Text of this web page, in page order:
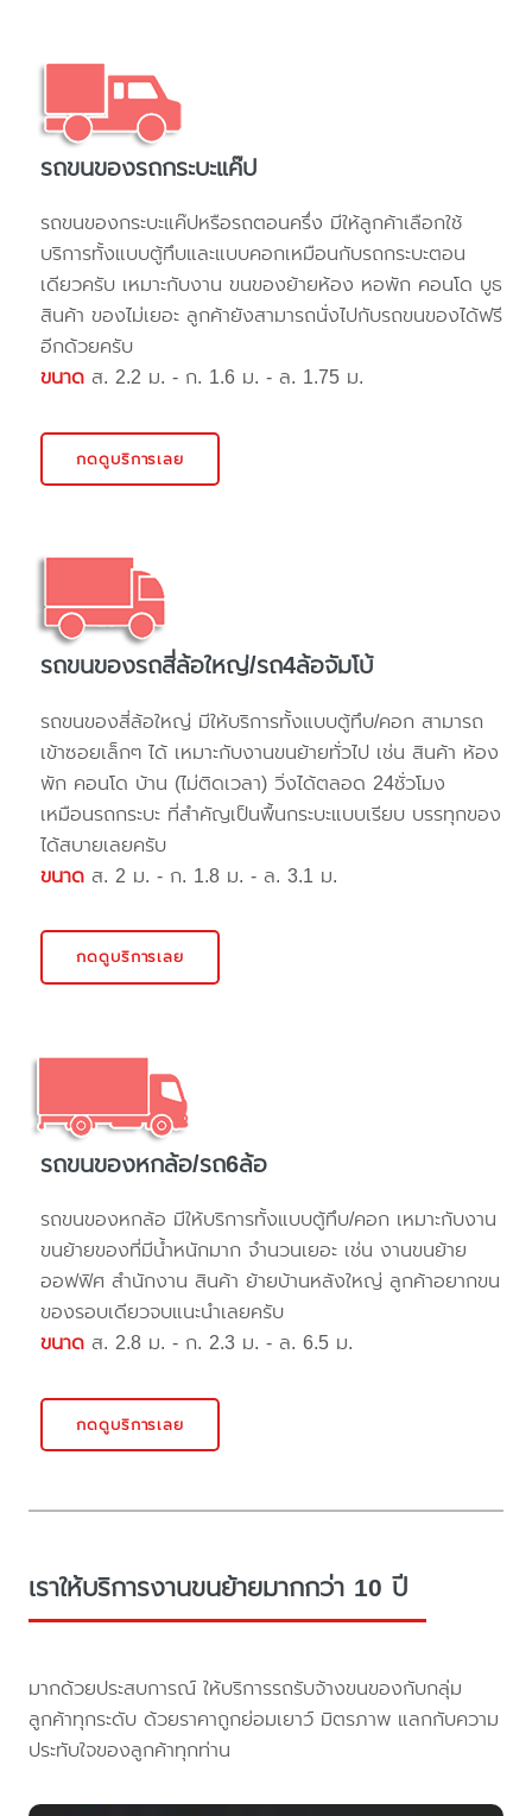
รถขนของรถกระบะแค๊ป
รถขนของกระบะแค๊ปหรือรถตอนครึ่ง มีให้ลูกค้าเลือกใช้
บริการทั้งแบบตู้ทึบและแบบคอกเหมือนกับรถกระบะตอน
เดียวครับ เหมาะกับงาน ขนของย้ายห้อง หอพัก คอนโด บูธ
สินค้า ของไม่เยอะ ลูกค้ายังสามารถนั่งไปกับรถขนของได้ฟรี
อีกด้วยครับ
ขนาด ส. 2.2 ม. - ก. 1.6 ม. - ล. 1.75 ม.
กดดูบริการเลย
รถขนของรถสี่ล้อใหญ่/รถ4ล้อจัมโบ้
รถขนของสี่ล้อใหญ่ มีให้บริการทั้งแบบตู้ทึบ/คอก สามารถ
เข้าซอยเล็กๆ ได้ เหมาะกับงานขนย้ายทั่วไป เช่น สินค้า ห้อง
พัก คอนโด บ้าน (ไม่ติดเวลา) วิ่งได้ตลอด 24ชั่วโมง
เหมือนรถกระบะ ที่สำคัญเป็นพื้นกระบะแบบเรียบ บรรทุกของ
ได้สบายเลยครับ
ขนาด ส. 2 ม. - ก. 1.8 ม. - ล. 3.1 ม.
กดดูบริการเลย
รถขนของหกล้อ/รถ6ล้อ
รถขนของหกล้อ มีให้บริการทั้งแบบตู้ทึบ/คอก เหมาะกับงาน
ขนย้ายของที่มีน้ำหนักมาก จำนวนเยอะ เช่น งานขนย้าย
ออฟฟิศ สำนักงาน สินค้า ย้ายบ้านหลังใหญ่ ลูกค้าอยากขน
ของรอบเดียวจบแนะนำเลยครับ
ขนาด ส. 2.8 ม. - ก. 2.3 ม. - ล. 6.5 ม.
กดดูบริการเลย
เราให้บริการงานขนย้ายมากกว่า 10 ปี
มากด้วยประสบการณ์ ให้บริการรถรับจ้างขนของกับกลุ่ม
ลูกค้าทุกระดับ ด้วยราคาถูกย่อมเยาว์ มิตรภาพ แลกกับความ
ประทับใจของลูกค้าทุกท่าน